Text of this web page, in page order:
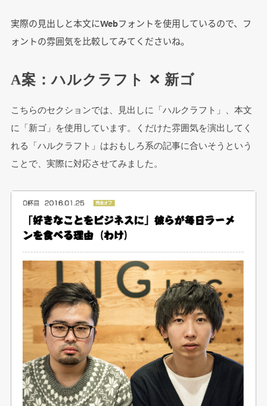
実際の見出しと本文にWebフォントを使用しているので、フ
ォントの雰囲気を比較してみてくださいね。
A案：ハルクラフト ✕ 新ゴ
こちらのセクションでは、見出しに「ハルクラフト」、本文
に「新ゴ」を使用しています。くだけた雰囲気を演出してく
れる「ハルクラフト」はおもしろ系の記事に合いそうという
ことで、実際に対応させてみました。